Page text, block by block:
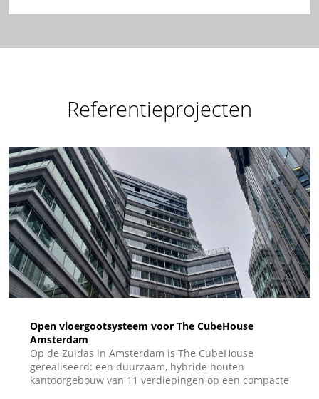
Referentieprojecten
Open vloergootsysteem voor The CubeHouse
Amsterdam
Op de Zuidas in Amsterdam is The CubeHouse
gerealiseerd: een duurzaam, hybride houten
kantoorgebouw van 11 verdiepingen op een compacte